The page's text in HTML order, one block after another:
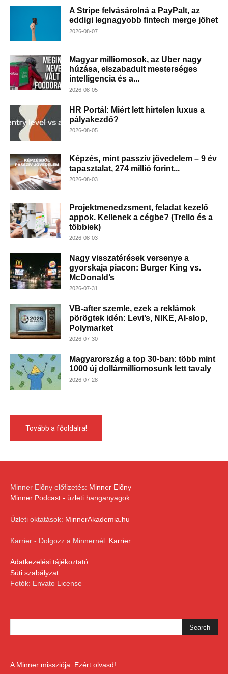
A Stripe felvásárolná a PayPalt, az
eddigi legnagyobb fintech merge jöhet
2026-08-07
Magyar milliomosok, az Uber nagy
húzása, elszabadult mesterséges
intelligencia és a...
2026-08-05
HR Portál: Miért lett hirtelen luxus a
pályakezdő?
2026-08-05
Képzés, mint passzív jövedelem – 9 év
tapasztalat, 274 millió forint...
2026-08-03
Projektmenedzsment, feladat kezelő
appok. Kellenek a cégbe? (Trello és a
többiek)
2026-08-03
Nagy visszatérések versenye a
gyorskaja piacon: Burger King vs.
McDonald’s
2026-07-31
VB-after szemle, ezek a reklámok
pörögtek idén: Levi’s, NIKE, AI-slop,
Polymarket
2026-07-30
Magyarország a top 30-ban: több mint
1000 új dollármilliomosunk lett tavaly
2026-07-28
Tovább a főoldalra!
Minner Előny előfizetés: Minner Előny
Minner Podcast - üzleti hanganyagok
Üzleti oktatások: MinnerAkademia.hu
Karrier - Dolgozz a Minnernél: Karrier
Adatkezelési tájékoztató
Süti szabályzat
Fotók: Envato License
A Minner missziója. Ezért olvasd!